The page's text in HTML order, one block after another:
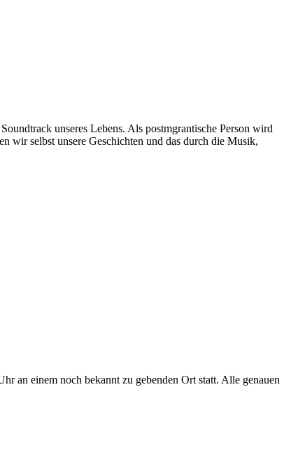
unseres Lebens. Als postmgrantische Person wird
wir selbst unsere Geschichten und das durch die Musik,
an einem noch bekannt zu gebenden Ort statt. Alle genauen